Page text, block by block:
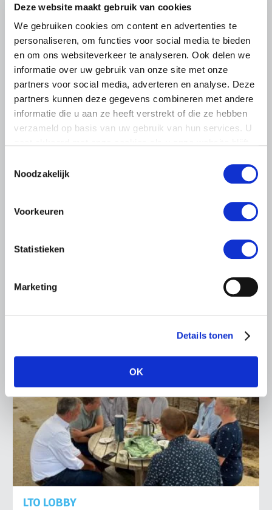
Deze website maakt gebruik van cookies
We gebruiken cookies om content en advertenties te
personaliseren, om functies voor social media te bieden
en om ons websiteverkeer te analyseren. Ook delen we
informatie over uw gebruik van onze site met onze
partners voor social media, adverteren en analyse. Deze
partners kunnen deze gegevens combineren met andere
informatie die u aan ze heeft verstrekt of die ze hebben
verzameld op basis van uw gebruik van hun services. U
Noodzakelijk
Voorkeuren
Statistieken
Marketing
Details tonen
OK
BELANGRIJKE INFORMATIE
LTO sluit aan bij demonstratie tegen
dreigende onteigening
ZLTO, LLTB, LTO Noord en LTO Nederland roepen hun
komen…
Lees meer
LTO LOBBY